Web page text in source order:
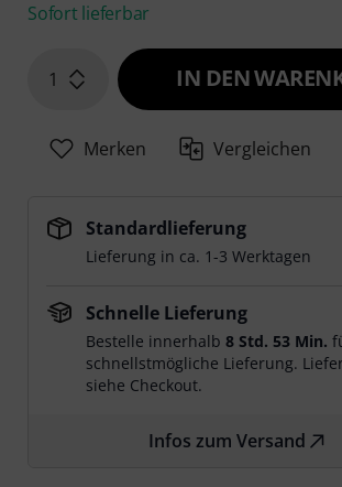
Sofort lieferbar
1 IN DEN
Merken Vergleichen
Standardlieferung
Lieferung in ca. 1-3 Werktagen
Schnelle Lieferung
Bestelle innerhalb8 Std. 53 Min.
schnellstmögliche Lieferung.
siehe Checkout.
Infos zum Versand